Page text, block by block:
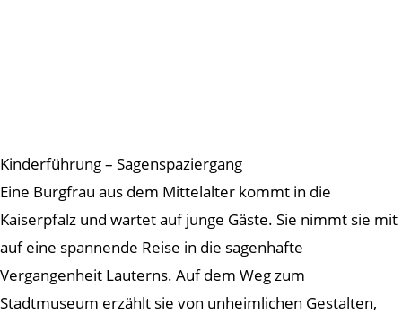
Kinderführung – Sagenspaziergang
Eine Burgfrau aus dem Mittelalter kommt in die
Kaiserpfalz und wartet auf junge Gäste. Sie nimmt sie mit
auf eine spannende Reise in die sagenhafte
Vergangenheit Lauterns. Auf dem Weg zum
Stadtmuseum erzählt sie von unheimlichen Gestalten,